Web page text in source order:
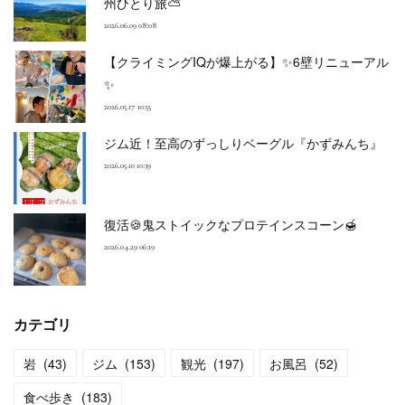
2026.06.09 08:08
【クライミングIQが爆上がる】✨6壁リニューアル
✨
2026.05.17 10:55
ジム近！至高のずっしりベーグル『かずみんち』
2026.05.10 10:39
復活🍪鬼ストイックなプロテインスコーン🍯
2026.04.29 06:19
カテゴリ
岩 (43) ジム (153) 観光 (197) お風呂 (52)
食べ歩き (183)